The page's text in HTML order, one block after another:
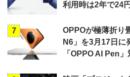
利用時は2年で24
7
OPPOが極薄折り
N6」を3月17日に
「OPPO AI Pen」